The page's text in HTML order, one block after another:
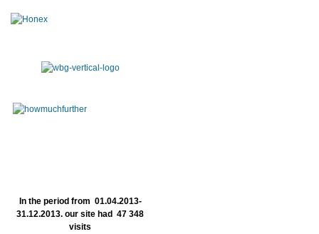
In the period from 01.04.2013-
31.12.2013. our site had 47 348
visits